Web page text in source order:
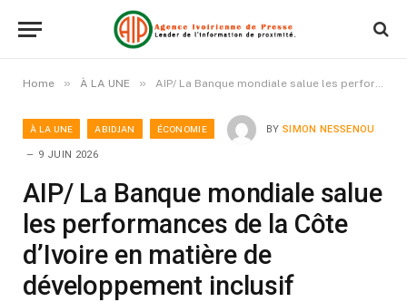
Home » À LA UNE » AIP/ La Banque mondiale salue les performances de la Côte d’Ivoire en matière de développement inclusif
À LA UNE ABIDJAN ÉCONOMIE BY SIMON NESSENOU
9 JUIN 2026
AIP/ La Banque mondiale salue
les performances de la Côte
d’Ivoire en matière de
développement inclusif